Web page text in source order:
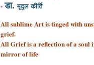
- डा.मृदुल कीर्ति
All sublime Art is tinged with
grief.
All Grief is a reflection of a soul
mirror of life